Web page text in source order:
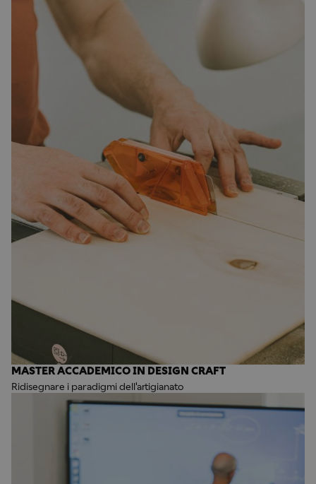
MASTER ACCADEMICO IN DESIGN CRAFT
Ridisegnare i paradigmi dell'artigianato